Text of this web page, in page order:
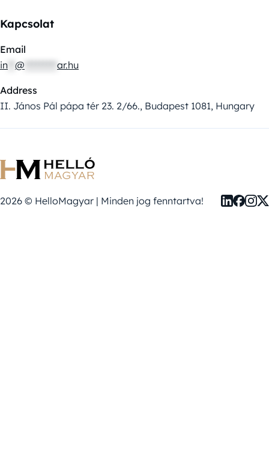
Kapcsolat
Email
in @ ar.hu
Address
II. János Pál pápa tér 23. 2/66., Budapest 1081, Hungary
2026 © HelloMagyar | Minden jog fenntartva!